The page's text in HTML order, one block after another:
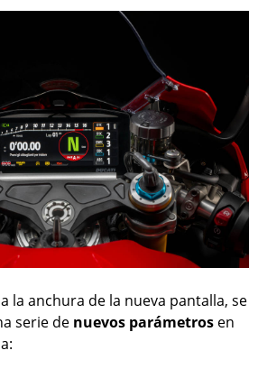
la anchura de la nueva pantalla, se
serie de nuevos parámetros en